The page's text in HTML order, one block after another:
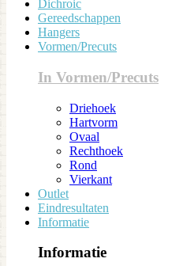
Dichroic
Gereedschappen
Hangers
Vormen/Precuts
In Vormen/Precuts
Driehoek
Hartvorm
Ovaal
Rechthoek
Rond
Vierkant
Outlet
Eindresultaten
Informatie
Informatie